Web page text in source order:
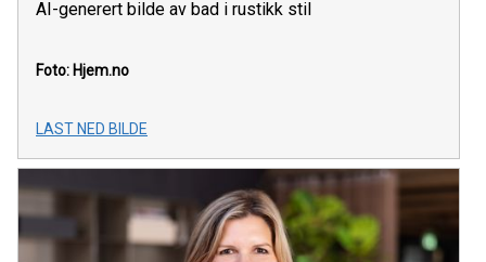
AI-generert bilde av bad i rustikk stil
Foto: Hjem.no
LAST NED BILDE